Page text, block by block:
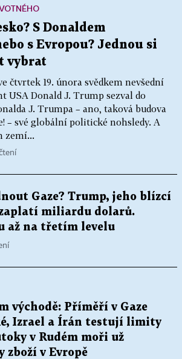
S Donaldem
s Evropou? Jednou si
vybrat
čtvrtek 19. února svědkem nevšední
USA Donald J. Trump sezval do
J. Trumpa – ano, taková budova
– své globální politické nohsledy. A
zemí...
Gaze? Trump, jeho blízcí
miliardu dolarů.
až na třetím levelu
východě: Příměří v Gaze
Izrael a Írán testují limity
v Rudém moři už
zboží v Evropě